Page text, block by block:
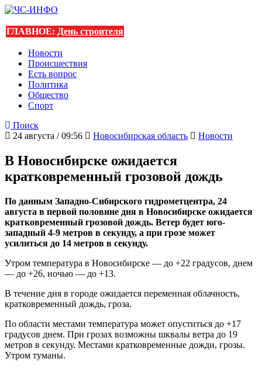
ГЛАВНОЕ: День строителя
Новости
Происшествия
Есть вопрос
Политика
Общество
Спорт
Поиск
24 августа / 09:56
Новосибирская область Новости
В Новосибирске ожидается
кратковременный грозовой дождь
По данным Западно-Сибирского гидрометцентра, 24
августа в первой половине дня в Новосибирске ожидается
кратковременный грозовой дождь. Ветер будет юго-
западный 4-9 метров в секунду, а при грозе может
усилиться до 14 метров в секунду.
Утром температура в Новосибирске — до +22 градусов, днем
— до +26, ночью — до +13.
В течение дня в городе ожидается переменная облачность,
кратковременный дождь, гроза.
По области местами температура может опуститься до +17
градусов днем. При грозах возможны шквалы ветра до 19
метров в секунду. Местами кратковременные дожди, грозы.
Утром туманы.